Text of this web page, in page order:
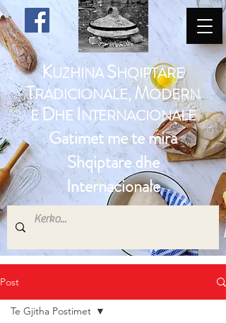
KUZHINASHQIPTARE
TRADICIONALE, MODERN
EDHE INTERNACIONALE
Gatimet me te mira
Shqiptare dhe
Internacionale
Post
Te Gjitha Postimet